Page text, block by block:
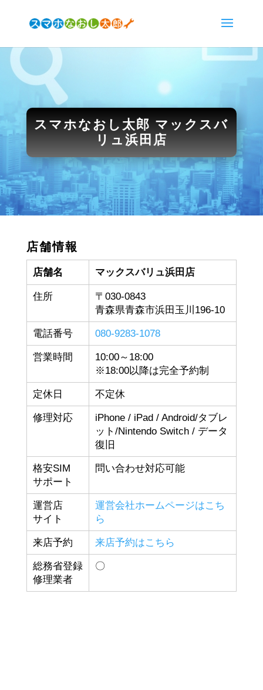
スマホなおし太郎 マックスバ
リュ浜田店
店舗情報
店舗名 マックスバリュ浜田店
住所
〒030-0843
青森県青森市浜田玉川196-10
電話番号 080-9283-1078
営業時間
10:00～18:00
※18:00以降は完全予約制
定休日 不定休
修理対応
iPhone / iPad / Android/タブレ
ット/Nintendo Switch / データ
復旧
格安SIM
サポート
問い合わせ対応可能
運営店
サイト
運営会社ホームページはこち
ら
来店予約 来店予約はこちら
総務省登録
修理業者
〇